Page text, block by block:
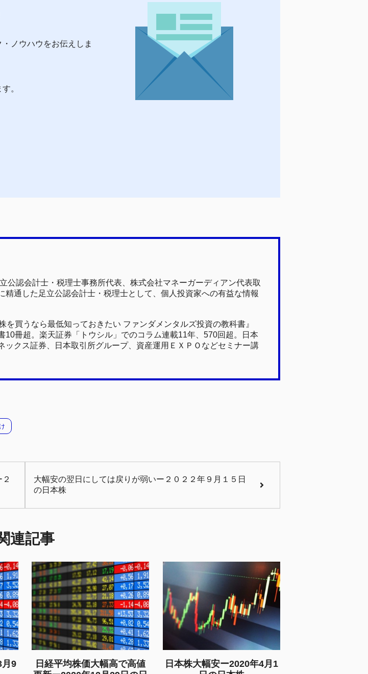
ノウハウをお伝えしま
。
公認会計士・税理士事務所代表、株式会社マネーガーディアン代表取
精通した足立公認会計士・税理士として、個人投資家への有益な情報
を買うなら最低知っておきたい ファンダメンタルズ投資の教科書』
10冊超。楽天証券「トウシル」でのコラム連載11年、570回超。日本
ックス証券、日本取引所グループ、資産運用ＥＸＰＯなどセミナー講
大幅安の翌日にしては戻りが弱いー２０２２年９月１５日
の日本株
連記事
9
日経平均株価大幅高で高値
日本株大幅安ー2020年4月1